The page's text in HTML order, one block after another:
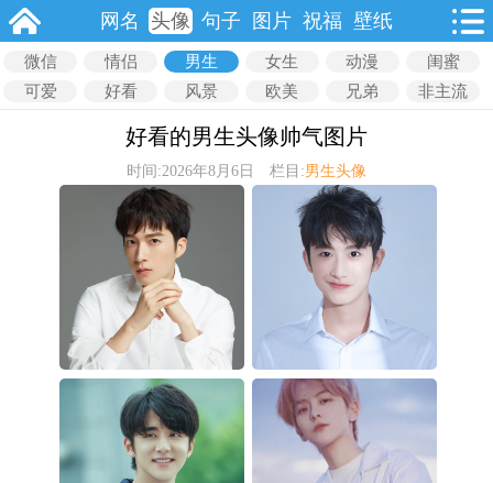
网名 头像 句子 图片 祝福 壁纸
微信 情侣 男生 女生 动漫
闺蜜
可爱
好看 风景 欧美 兄弟 非主流
好看的男生头像帅气图片
时间:2026年8月6日 栏目:男生头像